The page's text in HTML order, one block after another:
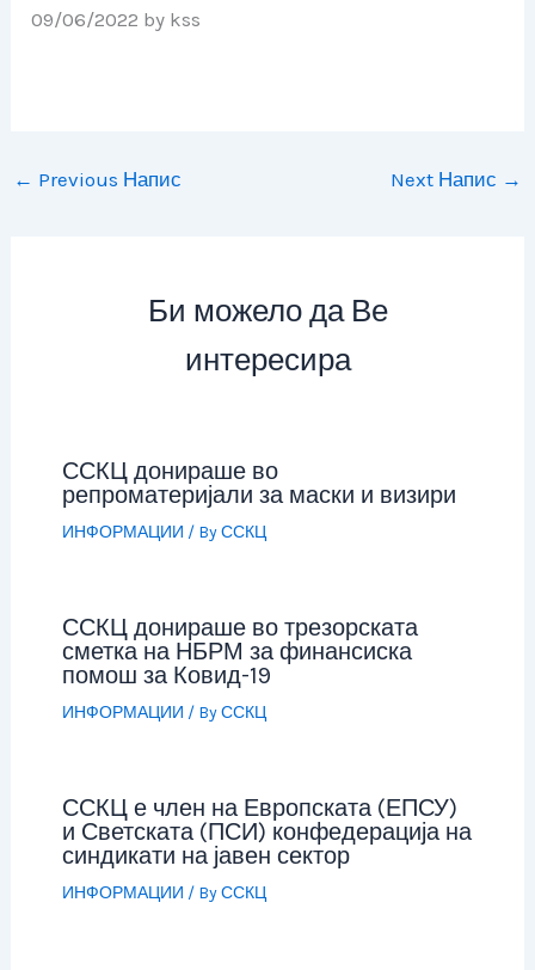
09/06/2022 by kss
← Previous Напис Next Напис →
Би можело да Ве
интересира
ССКЦ донираше во
репроматеријали за маски и визири
ИНФОРМАЦИИ / ByССКЦ
ССКЦ донираше во трезорската
сметка на НБРМ за финансиска
помош за Ковид-19
ИНФОРМАЦИИ / ByССКЦ
ССКЦ е член на Европската (ЕПСУ)
и Светската (ПСИ) конфедерација на
синдикати на јавен сектор
ИНФОРМАЦИИ / ByССКЦ